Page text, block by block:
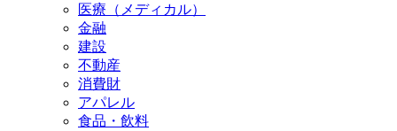
医療（メディカル）
金融
建設
不動産
消費財
アパレル
食品・飲料